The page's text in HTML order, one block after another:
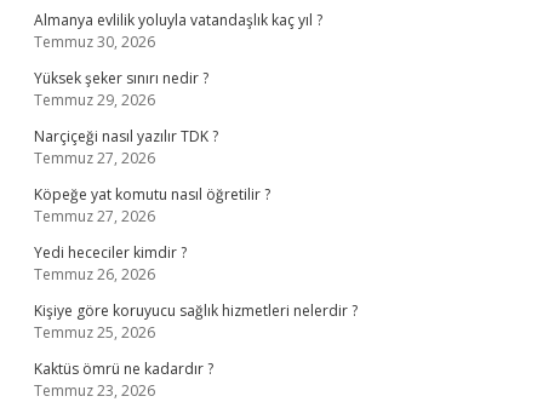
Almanya evlilik yoluyla vatandaşlık kaç yıl ?
Temmuz 30, 2026
Yüksek şeker sınırı nedir ?
Temmuz 29, 2026
Narçiçeği nasıl yazılır TDK ?
Temmuz 27, 2026
Köpeğe yat komutu nasıl öğretilir ?
Temmuz 27, 2026
Yedi hececiler kimdir ?
Temmuz 26, 2026
Kişiye göre koruyucu sağlık hizmetleri nelerdir ?
Temmuz 25, 2026
Kaktüs ömrü ne kadardır ?
Temmuz 23, 2026